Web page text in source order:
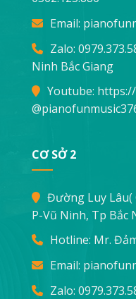
Email:
Zalo:
Ninh Bắc Giang
Youtube:
CƠ SỞ 2
Đường Luy Lâu(
P-Vũ Ninh, Tp Bắc
Hotline: Mr.
Email:
Zalo: